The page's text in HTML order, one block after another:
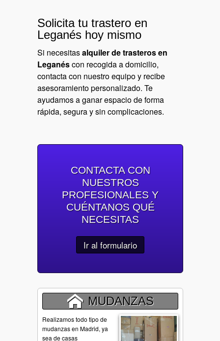
Solicita tu trastero en
Leganés hoy mismo
Si necesitasalquiler de trasteros en
Leganéscon recogida a domicilio,
contacta con nuestro equipo y recibe
asesoramiento personalizado. Te
ayudamos a ganar espacio de forma
rápida, segura y sin complicaciones.
CONTACTA CON
NUESTROS
PROFESIONALES Y
CUÉNTANOS QUÉ
NECESITAS
Ir al formulario
MUDANZAS
Realizamos todo tipo de
mudanzas en Madrid, ya
sea de casas